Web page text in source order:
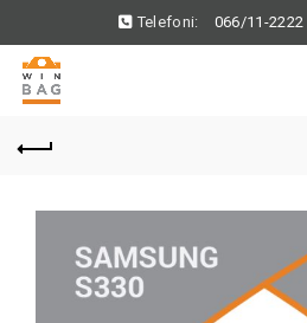
Telefoni: 066/11-2222